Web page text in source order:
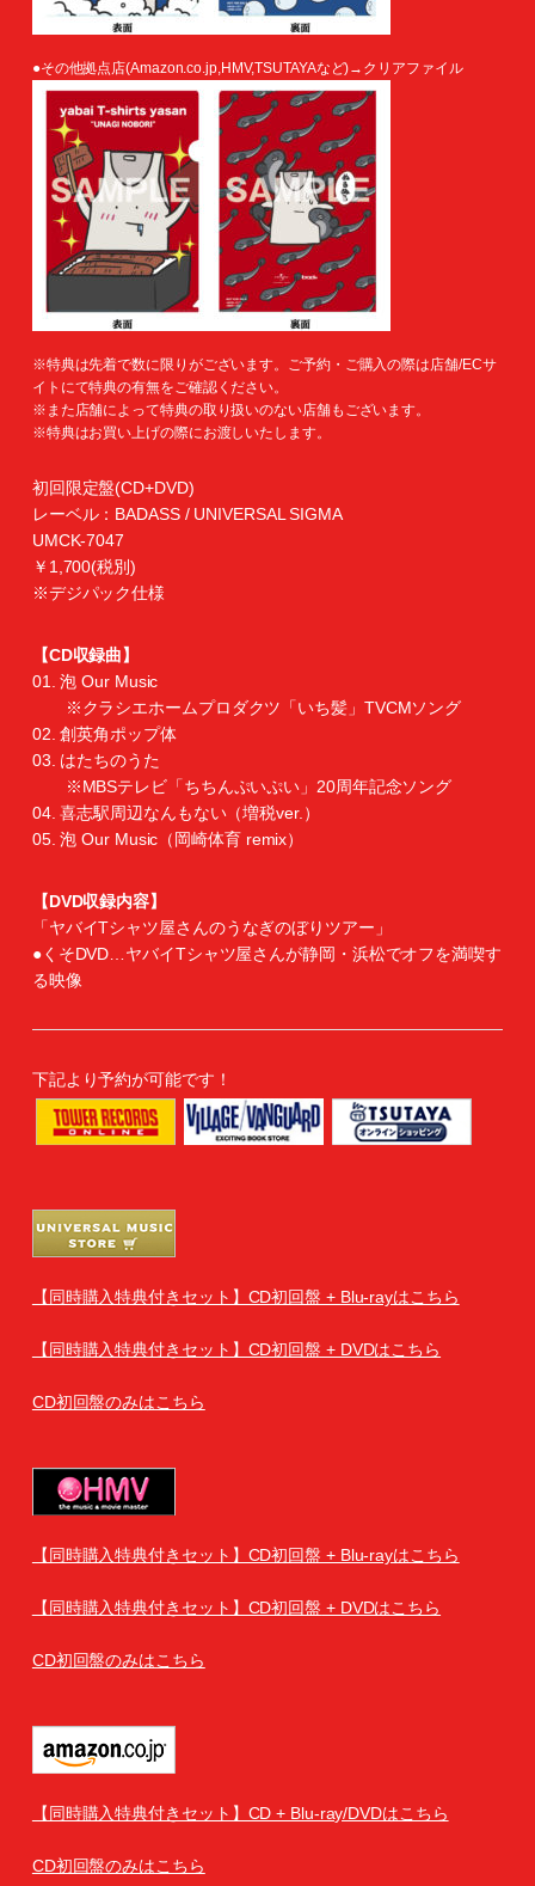
●その他拠点店(Amazon.co.jp,HMV,TSUTAYAなど)→クリアファイル
※特典は先着で数に限りがございます。ご予約・ご購入の際は店舗/ECサ
イトにて特典の有無をご確認ください。
※また店舗によって特典の取り扱いのない店舗もございます。
※特典はお買い上げの際にお渡しいたします。
初回限定盤(CD+DVD)
レーベル：BADASS / UNIVERSAL SIGMA
UMCK-7047
￥1,700(税別)
※デジパック仕様
【CD収録曲】
01. 泡 Our Music
※クラシエホームプロダクツ「いち髪」TVCMソング
02. 創英角ポップ体
03. はたちのうた
※MBSテレビ「ちちんぷいぷい」20周年記念ソング
04. 喜志駅周辺なんもない（増税ver.）
05. 泡 Our Music（岡崎体育 remix）
【DVD収録内容】
「ヤバイTシャツ屋さんのうなぎのぼりツアー」
●くそDVD…ヤバイTシャツ屋さんが静岡・浜松でオフを満喫す
る映像
下記より予約が可能です！
【同時購入特典付きセット】CD初回盤 + Blu-rayはこちら
【同時購入特典付きセット】CD初回盤 + DVDはこちら
CD初回盤のみはこちら
【同時購入特典付きセット】CD初回盤 + Blu-rayはこちら
【同時購入特典付きセット】CD初回盤 + DVDはこちら
CD初回盤のみはこちら
【同時購入特典付きセット】CD + Blu-ray/DVDはこちら
CD初回盤のみはこちら